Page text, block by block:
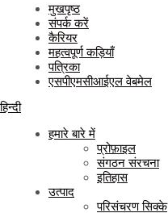
मुखपृष्ठ
संपर्क करें
कैरियर
महत्वपूर्ण कड़ियाँ
पत्रिका
एसपीएमसीआईएल वेबमेल
हिन्दी
हमारे बारे में
प्रोफ़ाइल
संगठन संरचना
इतिहास
उत्पाद
परिसंचरण सिक्के